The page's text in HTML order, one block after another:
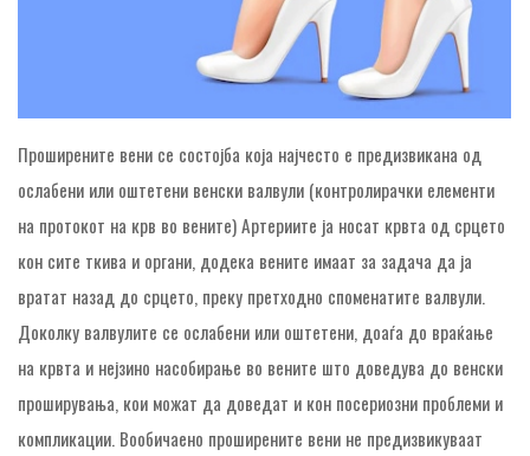
Проширените вени се состојба која најчесто е предизвикана од
ослабени или оштетени венски валвули (контролирачки елементи
на протокот на крв во вените) Артериите ја носат крвта од срцето
кон сите ткива и органи, додека вените имаат за задача да ја
вратат назад до срцето, преку претходно споменатите валвули.
Доколку валвулите се ослабени или оштетени, доаѓа до враќање
на крвта и нејзино насобирање во вените што доведува до венски
проширувања, кои можат да доведат и кон посериозни проблеми и
компликации. Вообичаено проширените вени не предизвикуваат